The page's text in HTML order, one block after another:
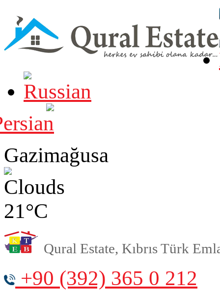
Gazimağusa
21°C
Qural Estate, Kıbrıs Türk
+90 (392) 365 0 212